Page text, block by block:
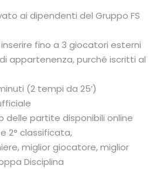
ai dipendenti del Gruppo FS
fino a 3 giocatori esterni
appartenenza, purché iscritti al
(2 tempi da 25’)
delle partite disponibili online
e 2° classificata,
miglior giocatore, miglior
Disciplina